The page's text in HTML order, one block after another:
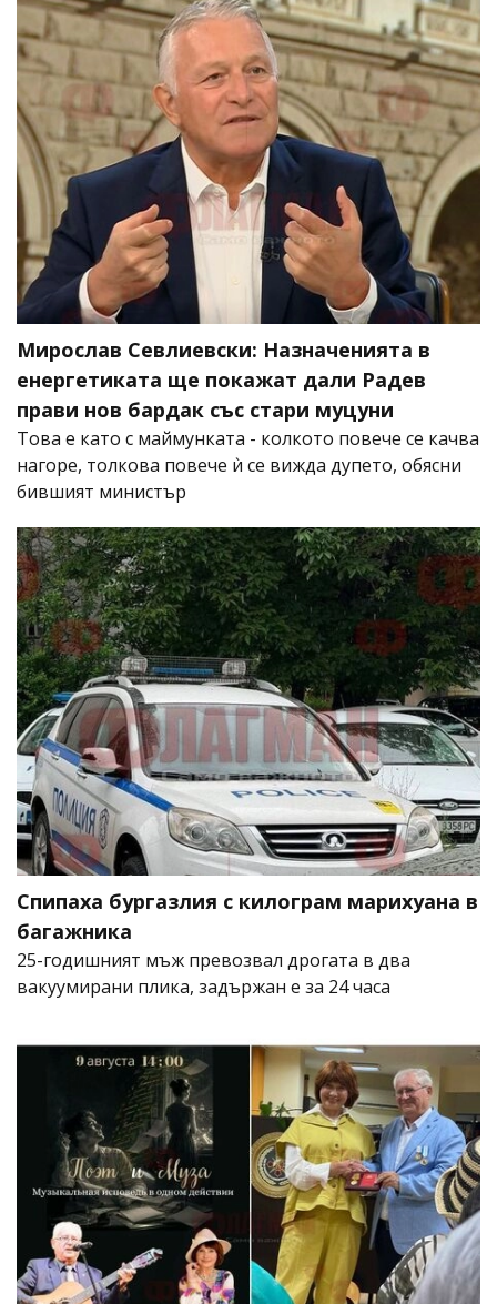
Мирослав Севлиевски: Назначенията в
енергетиката ще покажат дали Радев
прави нов бардак със стари муцуни
Това е като с маймунката - колкото повече се качва
нагоре, толкова повече ѝ се вижда дупето, обясни
бившият министър
Спипаха бургазлия с килограм марихуана в
багажника
25-годишният мъж превозвал дрогата в два
вакуумирани плика, задържан е за 24 часа